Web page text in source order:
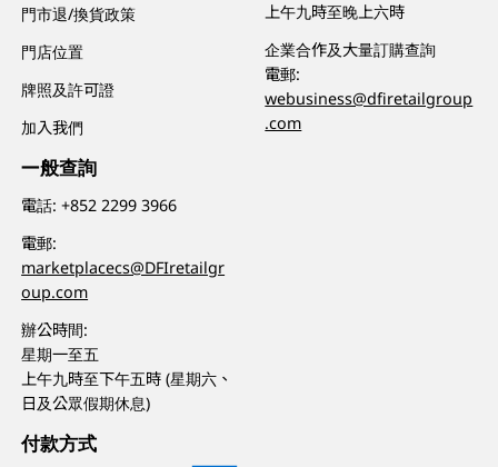
門市退/換貨政策
門店位置
牌照及許可證
加入我們
一般查詢
電話:+852 2299 3966
電郵:
marketplacecs@DFIretailgr
oup.com
辦公時間:
星期一至五
上午九時至下午五時 (星期六、
日及公眾假期休息)
上午九時至晚上六時
企業合作及大量訂購查詢
電郵:
webusiness@dfiretailgroup
.com
付款方式